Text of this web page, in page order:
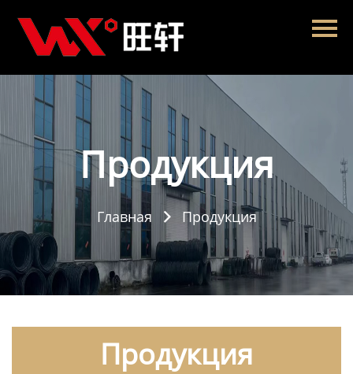
Главная
Продукция
Новости
О нас
Контакты Продукция
Главная  Продукция
Продукция